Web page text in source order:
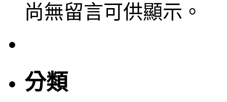
尚無留言可供顯示。
分類